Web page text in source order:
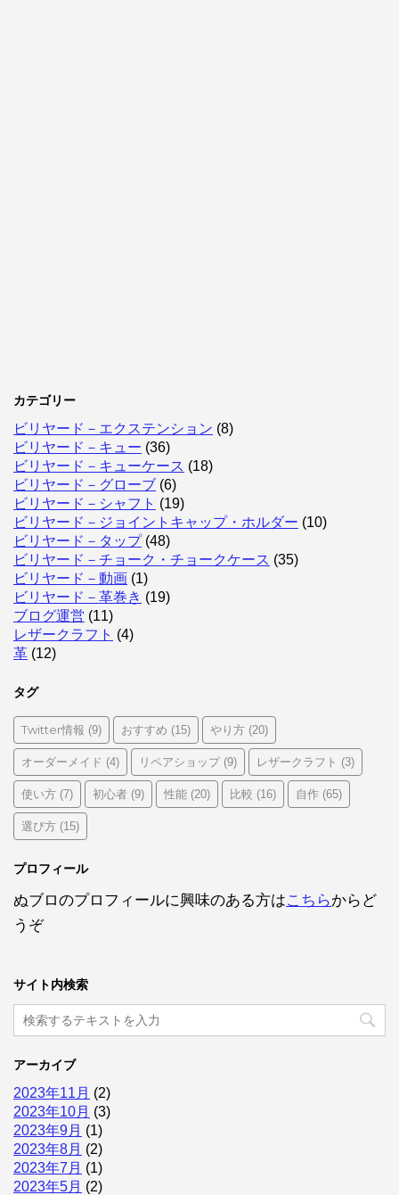
カテゴリー
ビリヤード－エクステンション (8)
ビリヤード－キュー (36)
ビリヤード－キューケース (18)
ビリヤード－グローブ (6)
ビリヤード－シャフト (19)
ビリヤード－ジョイントキャップ・ホルダー (10)
ビリヤード－タップ(48)
ビリヤード－チョーク・チョークケース (35)
ビリヤード－動画 (1)
ビリヤード－革巻き (19)
ブログ運営 (11)
レザークラフト (4)
革 (12)
タグ
Twitter情報 (9) おすすめ (15) やり方 (20)
オーダーメイド (4) リペアショップ(9) レザークラフト (3)
使い方 (7) 初心者 (9) 性能 (20) 比較 (16) 自作 (65)
選び方 (15)
プロフィール
ぬブロのプロフィールに興味のある方はこちらからど
うぞ
サイト内検索
アーカイブ
2023年11月 (2)
2023年10月 (3)
2023年9月 (1)
2023年8月 (2)
2023年7月 (1)
2023年5月 (2)